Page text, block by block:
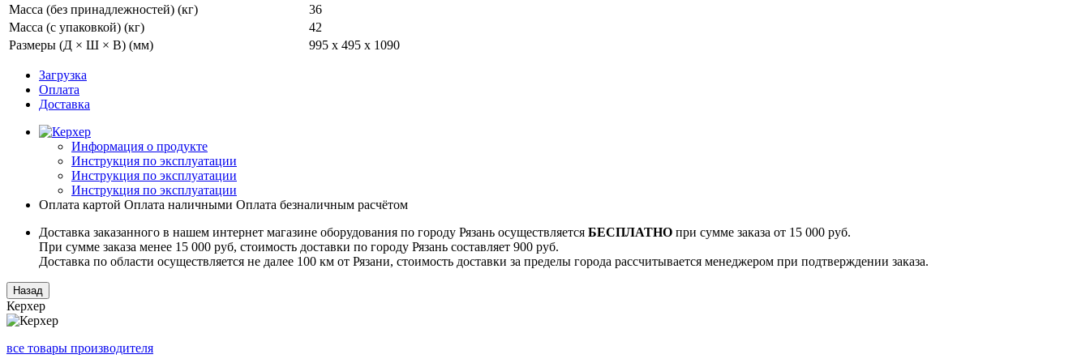
Масса (без принадлежностей) (кг)
36
Масса (с упаковкой) (кг)
42
Размеры (Д × Ш × В) (мм)
995 x 495 x 1090
Загрузка
Оплата
Доставка
Информация о продукте
Инструкция по эксплуатации
Инструкция по эксплуатации
Инструкция по эксплуатации
Оплата картой Оплата наличными Оплата безналичным расчётом
Доставка заказанного в нашем интернет магазине оборудования по городу Рязань осуществляется БЕСПЛАТНО при сумме заказа от 15 000 руб.
При сумме заказа менее 15 000 руб, стоимость доставки по городу Рязань составляет 900 руб.
Доставка по области осуществляется не далее 100 км от Рязани, стоимость доставки за пределы города рассчитывается менеджером при подтверждении заказа.
Керхер
все товары производителя